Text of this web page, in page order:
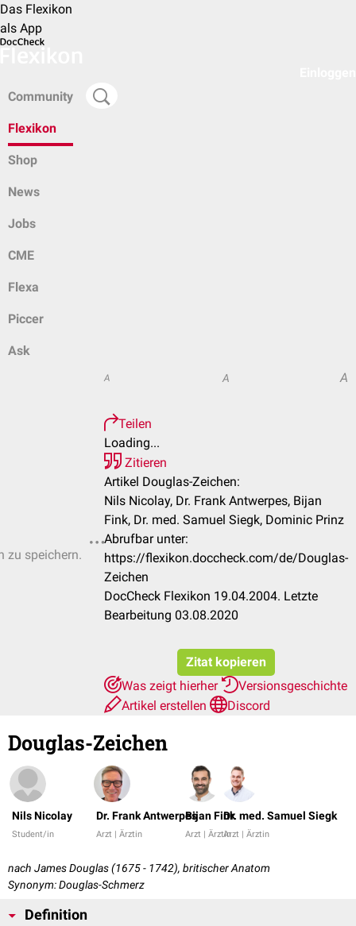
Das Flexikon
als App
Community
Flexikon
Shop
News
Jobs
CME
Flexa
Piccer
Ask
zu speichern.
A A A
Teilen
Loading...
Zitieren
Artikel Douglas-Zeichen:
Nils Nicolay, Dr. Frank Antwerpes, Bijan
Fink, Dr. med. Samuel Siegk, Dominic Prinz
Abrufbar unter:
https://flexikon.doccheck.com/de/Douglas-
Zeichen
DocCheck Flexikon 19.04.2004. Letzte
Bearbeitung 03.08.2020
Zitat kopieren
Was zeigt hierher
Versionsgeschichte
Artikel erstellen
Discord
Douglas-Zeichen
Nils Nicolay
Student/in
Dr. Frank Antwerpes
Arzt | Ärztin
Bijan Fink
Arzt | Ärztin
Dr. med. Samuel Siegk
Arzt | Ärztin
nach James Douglas (1675 - 1742), britischer Anatom
Synonym: Douglas-Schmerz
Definition